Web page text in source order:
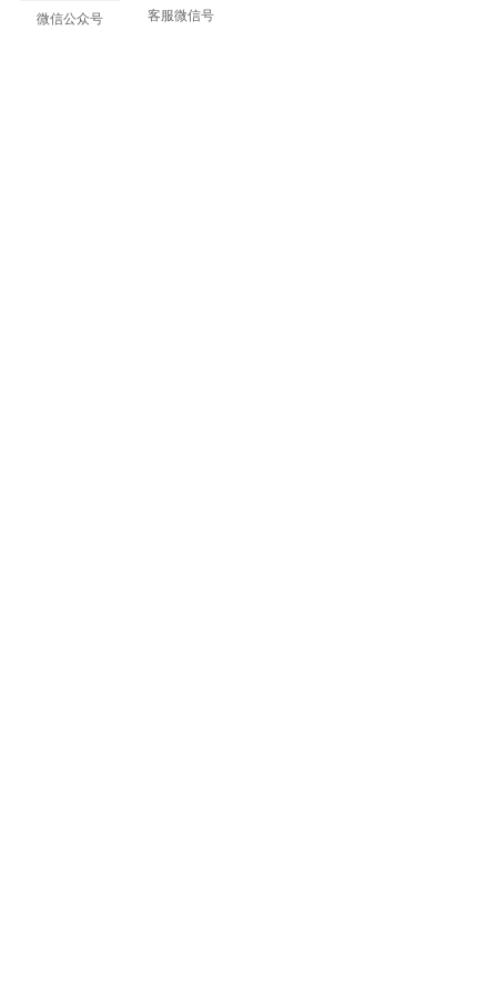
微信公众号
客服微信号